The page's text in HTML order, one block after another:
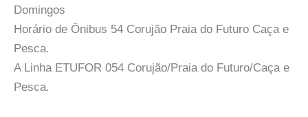
Domingos
Horário de Ônibus 54 Corujão Praia do Futuro Caça e
Pesca.
A Linha ETUFOR 054 Corujão/Praia do Futuro/Caça e
Pesca.